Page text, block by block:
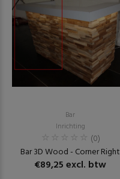
Bar
Inrichting
(0)
Bar 3D Wood - Corner Right
€89,25 excl. btw